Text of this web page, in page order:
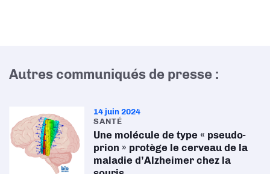
Autres communiqués de presse :
14 juin 2024
SANTÉ
Une molécule de type « pseudo-
prion » protège le cerveau de la
maladie d’Alzheimer chez la